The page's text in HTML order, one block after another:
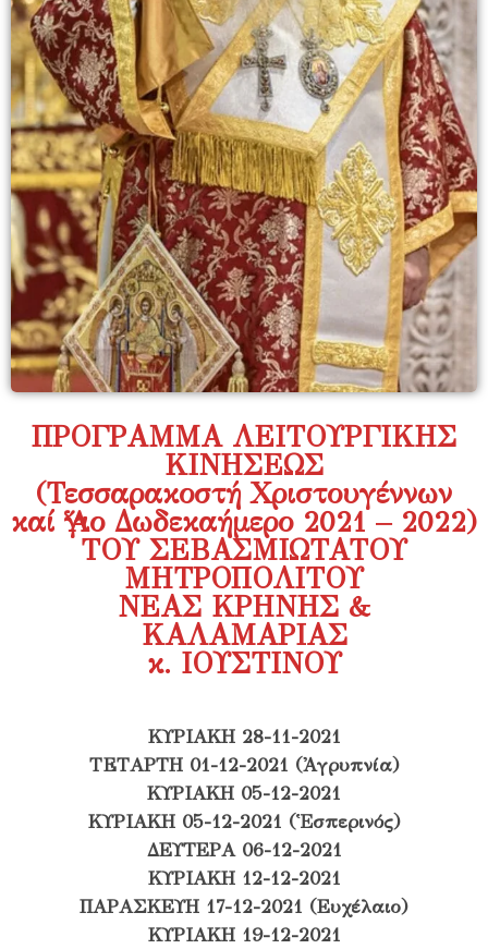
ΠΡΟΓΡΑΜΜΑ ΛΕΙΤΟΥΡΓΙΚΗΣ
ΚΙΝΗΣΕΩΣ
(Τεσσαρακοστή Χριστουγέννων
καί Ἅγιο Δωδεκαήμερο 2021 – 2022)
ΤΟΥ ΣΕΒΑΣΜΙΩΤΑΤΟΥ
ΜΗΤΡΟΠΟΛΙΤΟΥ
ΝΕΑΣ ΚΡΗΝΗΣ &
ΚΑΛΑΜΑΡΙΑΣ
κ. ΙΟΥΣΤΙΝΟΥ
ΚΥΡΙΑΚΗ 28-11-2021
TETΑΡΤΗ 01-12-2021 (Ἀγρυπνία)
ΚΥΡΙΑΚΗ 05-12-2021
ΚΥΡΙΑΚΗ 05-12-2021 (Ἑσπερινός)
ΔΕΥΤΕΡΑ 06-12-2021
ΚΥΡΙΑΚΗ 12-12-2021
ΠΑΡΑΣΚΕΥΗ 17-12-2021 (Ευχέλαιο)
ΚΥΡΙΑΚΗ 19-12-2021